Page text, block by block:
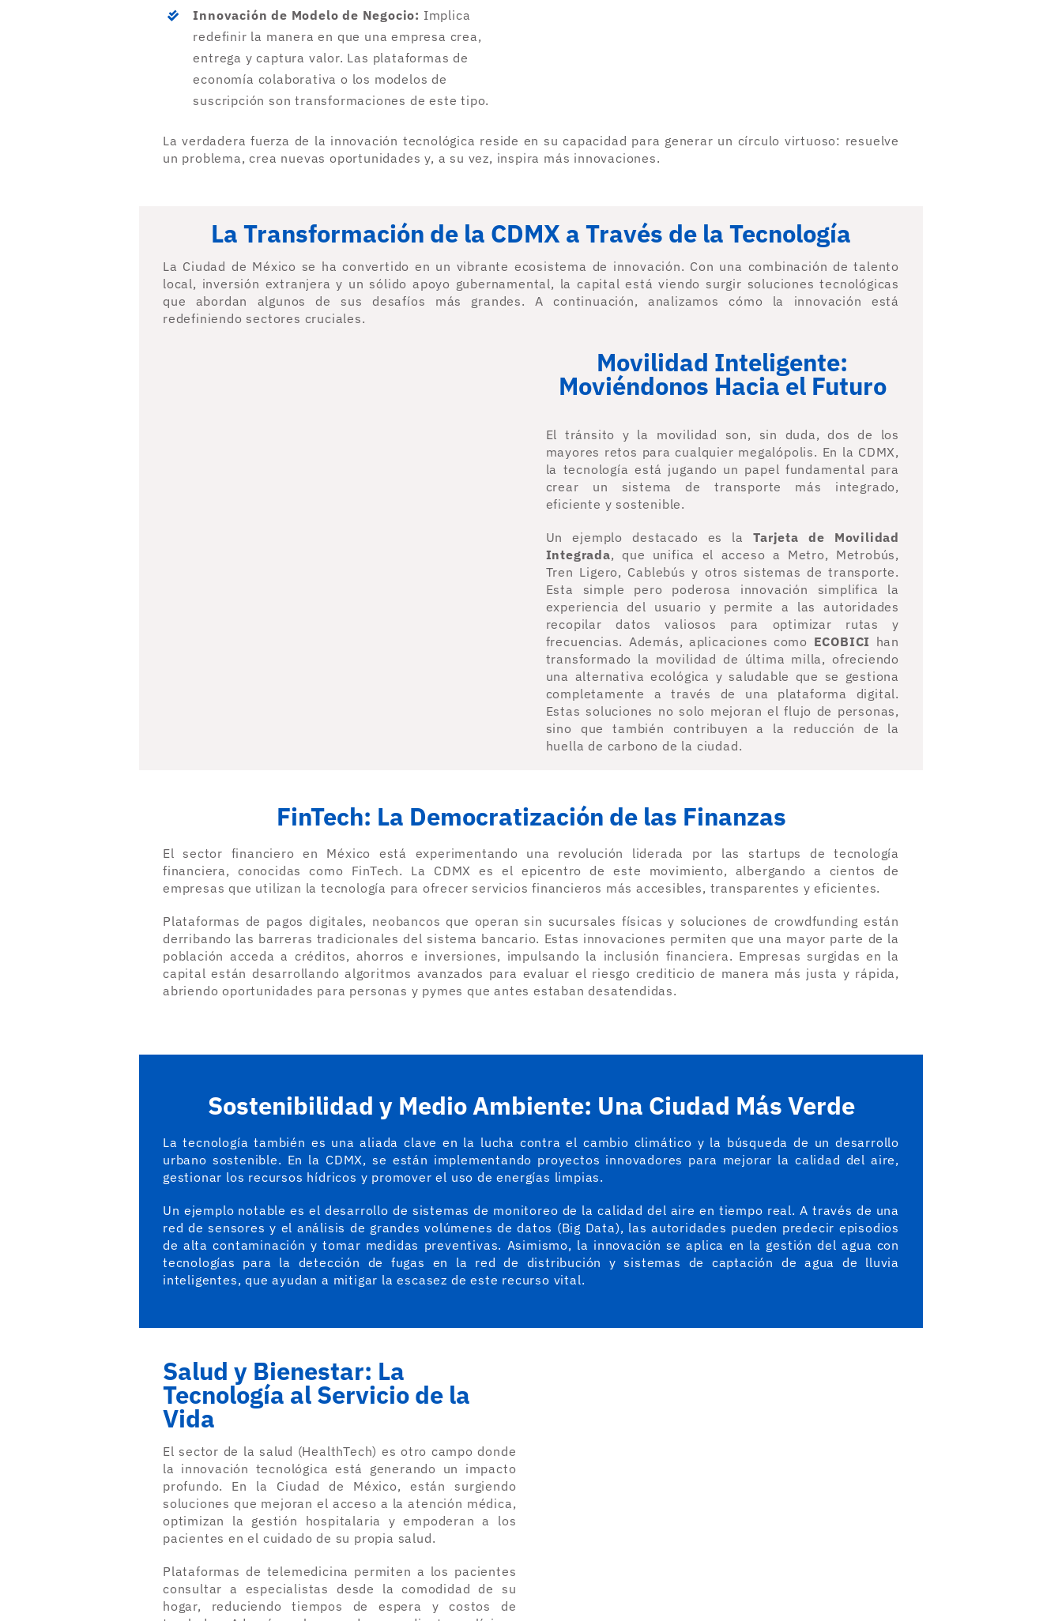
Innovación de Modelo de Negocio: Implica
redefinir la manera en que una empresa crea,
entrega y captura valor. Las plataformas de
economía colaborativa o los modelos de
suscripción son transformaciones de este tipo.
La verdadera fuerza de la innovación tecnológica reside en su capacidad para generar un círculo virtuoso: resuelve
un problema, crea nuevas oportunidades y, a su vez, inspira más innovaciones.
La Transformación de la CDMX a Través de la Tecnología
La Ciudad de México se ha convertido en un vibrante ecosistema de innovación. Con una combinación de talento
local, inversión extranjera y un sólido apoyo gubernamental, la capital está viendo surgir soluciones tecnológicas
que abordan algunos de sus desafíos más grandes. A continuación, analizamos cómo la innovación está
redefiniendo sectores cruciales.
Movilidad Inteligente:
Moviéndonos Hacia el Futuro
El tránsito y la movilidad son, sin duda, dos de los
mayores retos para cualquier megalópolis. En la CDMX,
la tecnología está jugando un papel fundamental para
crear un sistema de transporte más integrado,
eficiente y sostenible.
Un ejemplo destacado es laTarjeta de Movilidad
Integrada, que unifica el acceso a Metro, Metrobús,
Tren Ligero, Cablebús y otros sistemas de transporte.
Esta simple pero poderosa innovación simplifica la
experiencia del usuario y permite a las autoridades
recopilar datos valiosos para optimizar rutas y
frecuencias. Además, aplicaciones como ECOBICI han
transformado la movilidad de última milla, ofreciendo
una alternativa ecológica y saludable que se gestiona
completamente a través de una plataforma digital.
Estas soluciones no solo mejoran el flujo de personas,
sino que también contribuyen a la reducción de la
huella de carbono de la ciudad.
FinTech: La Democratización de las Finanzas
El sector financiero en México está experimentando una revolución liderada por las startups de tecnología
financiera, conocidas como FinTech. La CDMX es el epicentro de este movimiento, albergando a cientos de
empresas que utilizan la tecnología para ofrecer servicios financieros más accesibles, transparentes y eficientes.
Plataformas de pagos digitales, neobancos que operan sin sucursales físicas y soluciones de crowdfunding están
derribando las barreras tradicionales del sistema bancario. Estas innovaciones permiten que una mayor parte de la
población acceda a créditos, ahorros e inversiones, impulsando la inclusión financiera. Empresas surgidas en la
capital están desarrollando algoritmos avanzados para evaluar el riesgo crediticio de manera más justa y rápida,
abriendo oportunidades para personas y pymes que antes estaban desatendidas.
Sostenibilidad y Medio Ambiente: Una Ciudad Más Verde
La tecnología también es una aliada clave en la lucha contra el cambio climático y la búsqueda de un desarrollo
urbano sostenible. En la CDMX, se están implementando proyectos innovadores para mejorar la calidad del aire,
gestionar los recursos hídricos y promover el uso de energías limpias.
Un ejemplo notable es el desarrollo de sistemas de monitoreo de la calidad del aire en tiempo real. A través de una
red de sensores y el análisis de grandes volúmenes de datos (Big Data), las autoridades pueden predecir episodios
de alta contaminación y tomar medidas preventivas. Asimismo, la innovación se aplica en la gestión del agua con
tecnologías para la detección de fugas en la red de distribución y sistemas de captación de agua de lluvia
inteligentes, que ayudan a mitigar la escasez de este recurso vital.
Salud y Bienestar: La
Tecnología al Servicio de la
Vida
El sector de la salud (HealthTech) es otro campo donde
la innovación tecnológica está generando un impacto
profundo. En la Ciudad de México, están surgiendo
soluciones que mejoran el acceso a la atención médica,
optimizan la gestión hospitalaria y empoderan a los
pacientes en el cuidado de su propia salud.
Plataformas de telemedicina permiten a los pacientes
consultar a especialistas desde la comodidad de su
hogar, reduciendo tiempos de espera y costos de